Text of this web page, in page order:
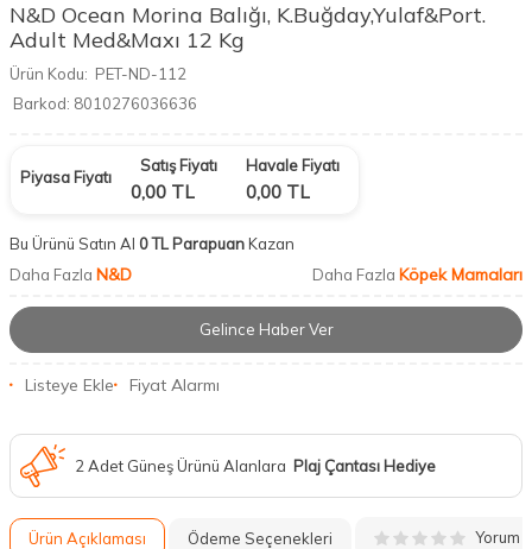
N&D Ocean Morina Balığı, K.Buğday,Yulaf&Port.
Adult Med&Maxı 12 Kg
Ürün Kodu: PET-ND-112
Barkod: 8010276036636
Piyasa Fiyatı
Satış Fiyatı
0,00 TL
Havale Fiyatı
0,00 TL
Bu Ürünü Satın Al 0 TL ParapuanKazan
Daha Fazla N&D Daha Fazla Köpek Mamaları
Gelince Haber Ver
Listeye Ekle Fiyat Alarmı
2 Adet Güneş Ürünü Alanlara Plaj Çantası Hediye
Ürün Açıklaması Ödeme Seçenekleri Yorum